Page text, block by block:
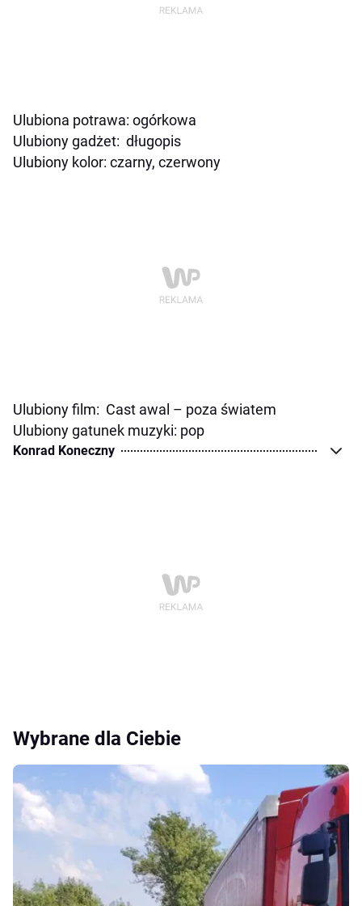
Ulubiona potrawa: ogórkowa
Ulubiony gadżet: długopis
Ulubiony kolor: czarny, czerwony
Ulubiony film: Cast awal – poza światem
Ulubiony gatunek muzyki: pop
Konrad Koneczny
Wybrane dla Ciebie